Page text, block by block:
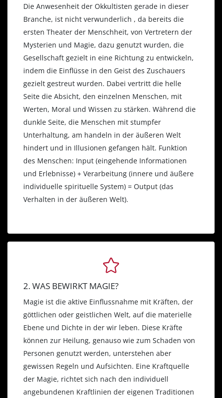
Die Anwesenheit der Okkultisten gerade in dieser
Branche, ist nicht verwunderlich , da bereits die
ersten Theater der Menschheit, von Vertretern der
Mysterien und Magie, dazu genutzt wurden, die
Gesellschaft gezielt in eine Richtung zu entwickeln,
indem die Einflüsse in den Geist des Zuschauers
gezielt gestreut wurden. Dabei vertritt die helle
Seite die Absicht, den einzelnen Menschen, mit
Werten, Moral und Wissen zu stärken. Während die
dunkle Seite, die Menschen mit stumpfer
Unterhaltung, am handeln in der äußeren Welt
hindert und in Illusionen gefangen hält. Funktion
des Menschen: Input (eingehende Informationen
und Erlebnisse) + Verarbeitung (innere und äußere
individuelle spirituelle System) = Output (das
Verhalten in der äußeren Welt).
2. WAS BEWIRKT MAGIE?
Magie ist die aktive Einflussnahme mit Kräften, der
göttlichen oder geistlichen Welt, auf die materielle
Ebene und Dichte in der wir leben. Diese Kräfte
können zur Heilung, genauso wie zum Schaden von
Personen genutzt werden, unterstehen aber
gewissen Regeln und Aufsichten. Eine Kraftquelle
der Magie, richtet sich nach den individuell
angebundenen Kraftlinien der eigenen Traditionen